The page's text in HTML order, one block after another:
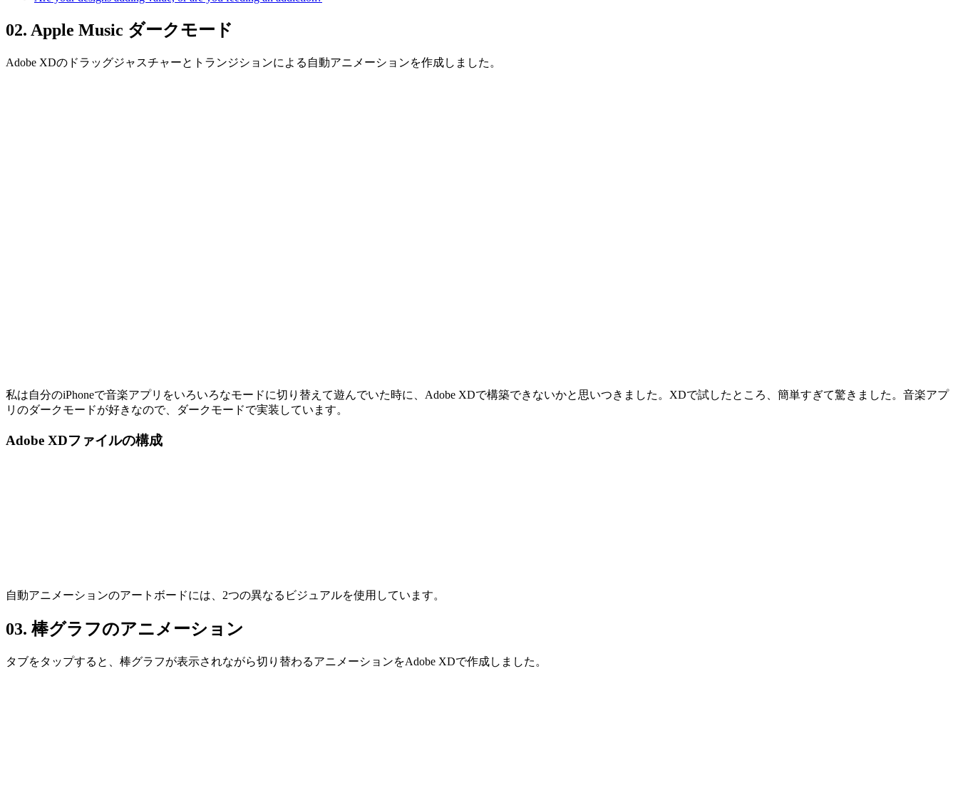
02. Apple Music ダークモード
Adobe XDのドラッグジャスチャーとトランジションによる自動アニメーションを作成しました。
私は自分のiPhoneで音楽アプリをいろいろなモードに切り替えて遊んでいた時に、Adobe XDで構築できないかと思いつきました。XDで試したところ、簡単すぎて驚きました。音楽アプ
リのダークモードが好きなので、ダークモードで実装しています。
Adobe XDファイルの構成
自動アニメーションのアートボードには、2つの異なるビジュアルを使用しています。
03. 棒グラフのアニメーション
タブをタップすると、棒グラフが表示されながら切り替わるアニメーションをAdobe XDで作成しました。